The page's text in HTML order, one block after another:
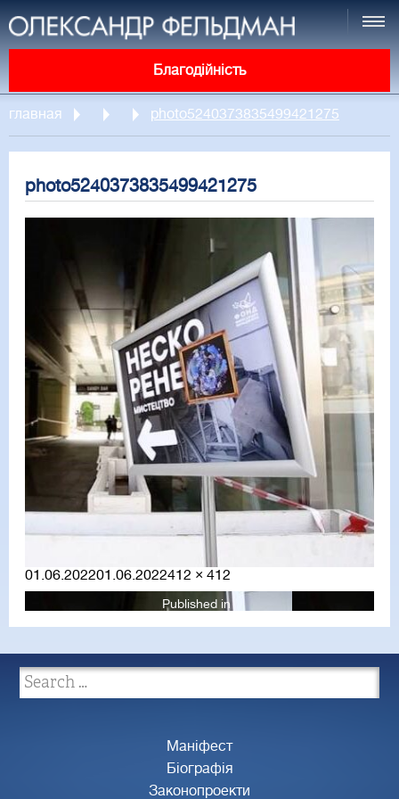
Благодійність
главная photo5240373835499421275
photo5240373835499421275
Posted
on
01.06.202201.06.2022Full
size
412 × 412
Published in
Маніфест
Біографія
Законопроекти